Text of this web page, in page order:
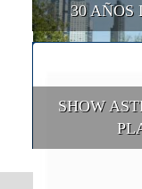
30 AÑOS
SHOW